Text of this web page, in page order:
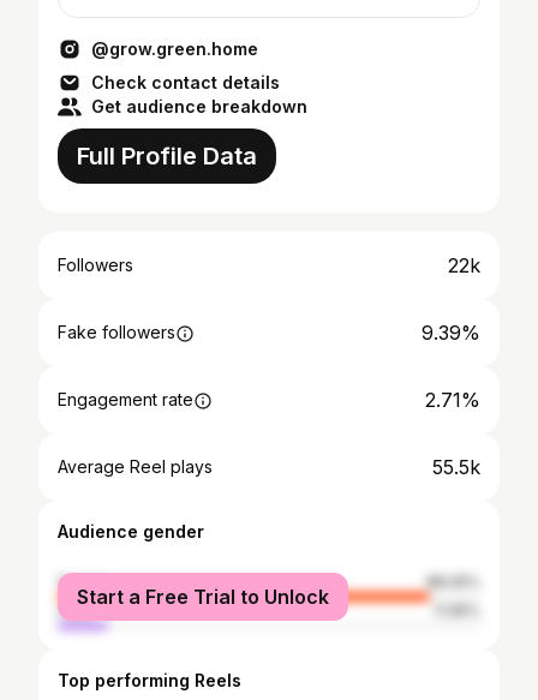
@grow.green.home
Check contact details
Get audience breakdown
Full Profile Data
Followers 22k
Fake followers 9.39%
Engagement rate 2.71%
Average Reel plays 55.5k
Audience gender
female
88.05%
male
Start a Free Trial to Unlock
Top performing Reels